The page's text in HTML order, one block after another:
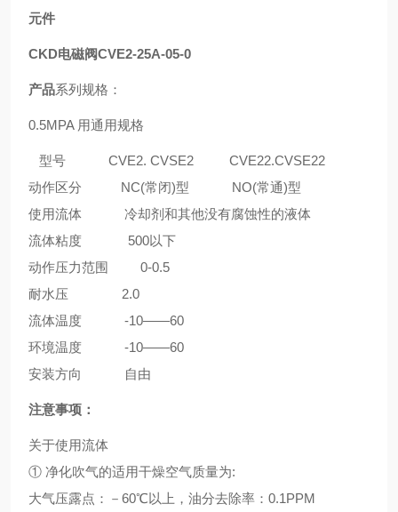
元件
CKD电磁阀CVE2-25A-05-0
产品系列规格：
0.5MPA 用通用规格
型号 CVE2. CVSE2 CVE22.CVSE22
动作区分 NC(常闭)型 NO(常通)型
使用流体 冷却剂和其他没有腐蚀性的液体
流体粘度 500以下
动作压力范围 0-0.5
耐水压 2.0
流体温度 -10——60
环境温度 -10——60
安装方向 自由
注意事项：
关于使用流体
① 净化吹气的适用干燥空气质量为:
大气压露点：－60℃以上，油分去除率：0.1PPM